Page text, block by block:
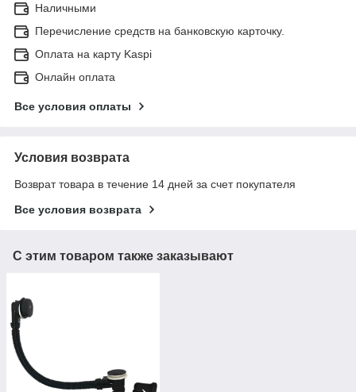
Наличными
Перечисление средств на банковскую карточку.
Оплата на карту Kaspi
Онлайн оплата
Все условия оплаты
Условия возврата
Возврат товара в течение 14 дней за счет покупателя
Все условия возврата
С этим товаром также заказывают